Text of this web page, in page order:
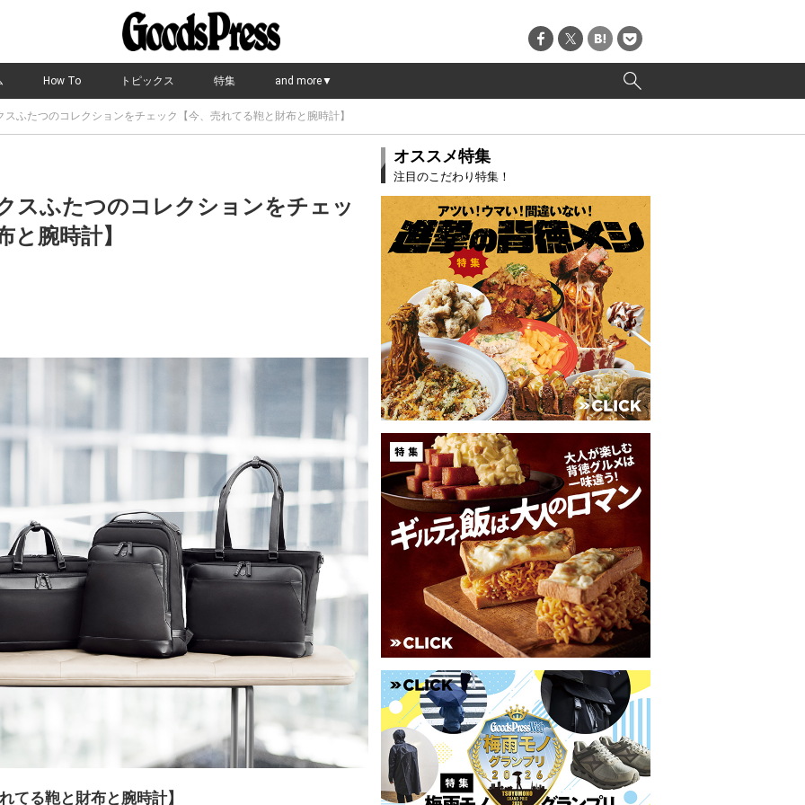
How To トピックス 特集 and more▼
ふたつのコレクションをチェック【今、売れてる鞄と財布と腕時計】
スふたつのコレクションをチェッ
腕時計】
てる鞄と財布と腕時計】
オススメ特集
注目のこだわり特集！